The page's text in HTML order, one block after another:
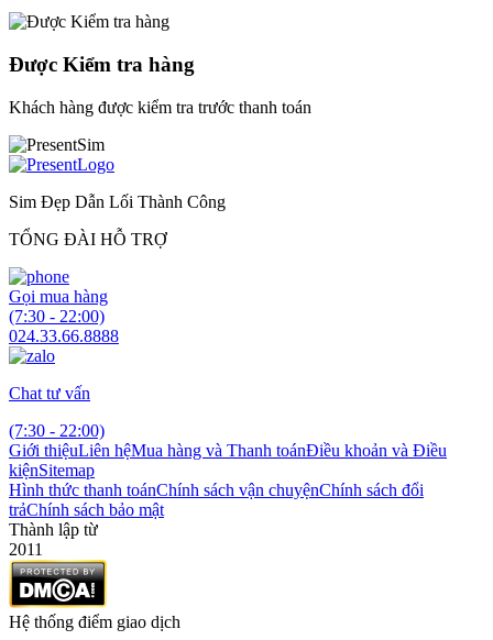
Được Kiểm tra hàng
Khách hàng được kiểm tra trước thanh toán
Sim Đẹp Dẫn Lối Thành Công
TỔNG ĐÀI HỖ TRỢ
Gọi mua hàng
(7:30 - 22:00)
024.33.66.8888
Chat tư vấn
(7:30 - 22:00)
Giới thiệuLiên hệMua hàng và Thanh toánĐiều khoản và Điều
kiệnSitemap
Hình thức thanh toánChính sách vận chuyệnChính sách đổi
trảChính sách bảo mật
Thành lập từ
2011
Hệ thống điểm giao dịch